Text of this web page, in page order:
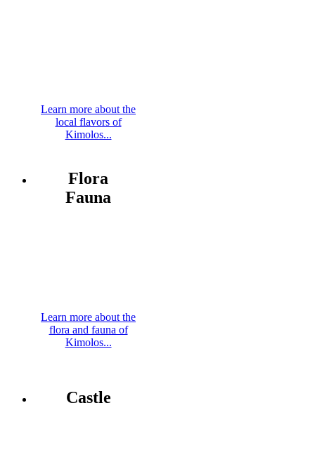
Learn more about the
local flavors of
Kimolos...
Flora
Fauna
Learn more about the
flora and fauna of
Kimolos...
Castle